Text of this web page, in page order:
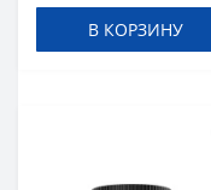
В КОРЗИНУ